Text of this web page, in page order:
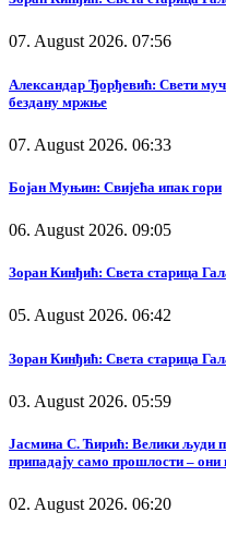
07. August 2026. 07:56
Александар Ђорђевић: Свети
бездану мржње
07. August 2026. 06:33
Бојан Муњин: Свијећа ипак гори
06. August 2026. 09:05
Зоран Кинђић: Света старица
05. August 2026. 06:42
Зоран Кинђић: Света старица
03. August 2026. 05:59
Јасмина С. Ћирић: Велики људи
припадају само прошлости – они
02. August 2026. 06:20